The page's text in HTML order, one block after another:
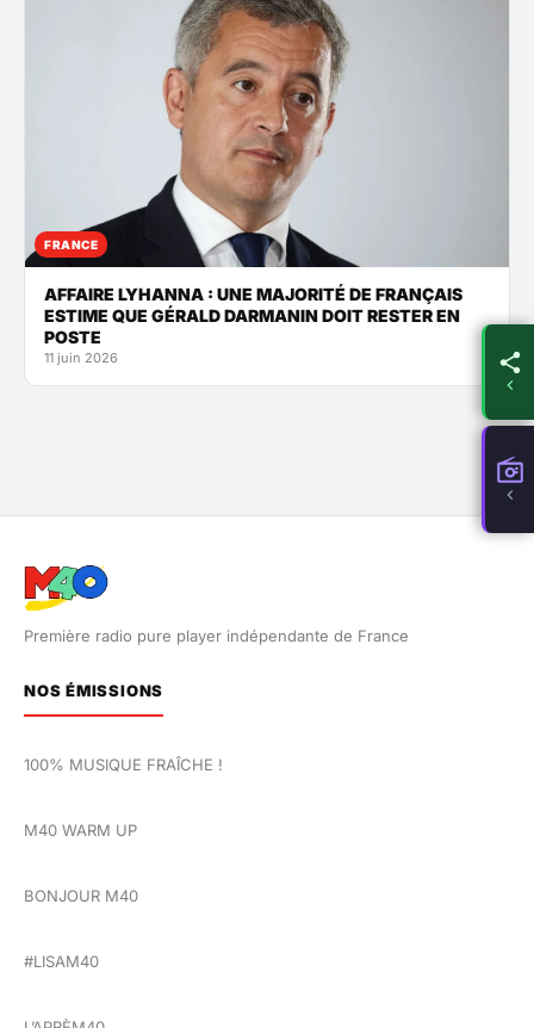
FRANCE
AFFAIRE LYHANNA : UNE MAJORITÉ DE FRANÇAIS
ESTIME QUE GÉRALD DARMANIN DOIT RESTER EN
POSTE
11 juin 2026
Première radio pure player indépendante de France
NOS ÉMISSIONS
100% MUSIQUE FRAÎCHE !
M40 WARM UP
BONJOUR M40
#LISAM40